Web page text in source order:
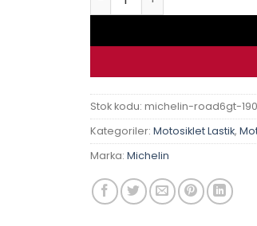
Stok kodu: michelin-road6gt-
Kategoriler: Motosiklet Lastik,
Marka: Michelin